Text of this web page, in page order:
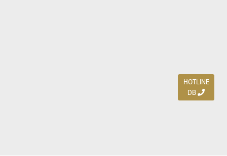
HOTLINE
DB